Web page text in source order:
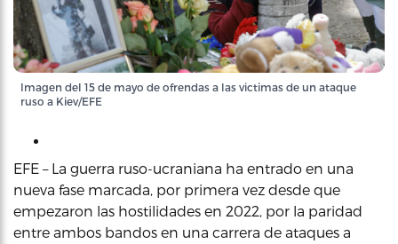
Imagen del 15 de mayo de ofrendas a las victimas de un ataque
ruso a Kiev/EFE
EFE – La guerra ruso-ucraniana ha entrado en una
nueva fase marcada, por primera vez desde que
empezaron las hostilidades en 2022, por la paridad
entre ambos bandos en una carrera de ataques a